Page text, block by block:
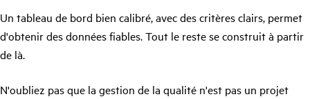
Un tableau de bord bien calibré, avec des critères clairs, permet
d'obtenir des données fiables. Tout le reste se construit à partir
de là.
N'oubliez pas que la gestion de la qualité n'est pas un projet